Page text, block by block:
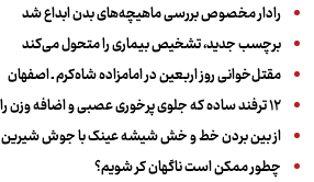
رادار مخصوص بررسی ماهیچه‌های بدن ابداع شد
برچسب جدید، تشخیص بیماری را متحول می‌کند
مقتل‌خوانی روز اربعین در امامزاده شاه‌کرم ـ اصفهان
۱۲ ترفند ساده که جلوی پرخوری عصبی و اضافه ‌وزن را می‌گیرد
از بین بردن خط و خش شیشه عینک با جوش شیرین
چطور ممکن است ناگهان کر شویم؟